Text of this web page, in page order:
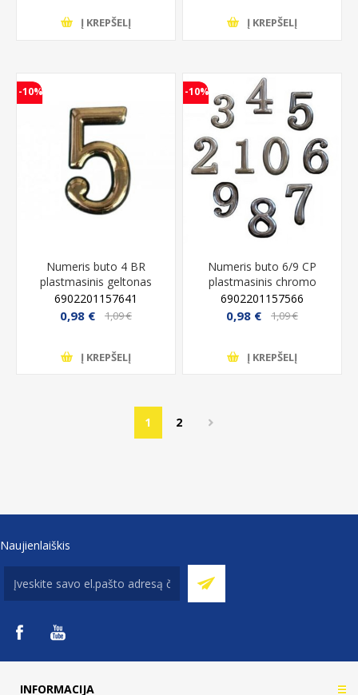
Į KREPŠELĮ Į KREPŠELĮ
-10%
Numeris buto 4 BR
plastmasinis geltonas
6902201157641
0,98 € 1,09 €
Į KREPŠELĮ
-10%
Numeris buto 6/9 CP
plastmasinis chromo
6902201157566
0,98 € 1,09 €
Į KREPŠELĮ
1 2
Naujienlaiškis
INFORMACIJA